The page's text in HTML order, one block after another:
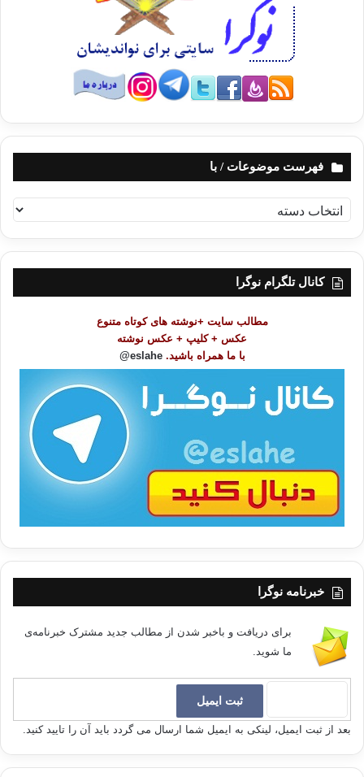
فهرست موضوعات / با
ه
ر
کانال تلگرام نوگرا
مطالب سایت +نوشته های کوتاه متنوع
عکس + کلیپ + عکس نوشته
با ما همراه باشید. eslahe@
خبرنامه نوگرا
برای دریافت و باخبر شدن از مطالب جدید مشترک خبرنامه‌ی
ما شوید.
بعد از ثبت ایمیل، لینکی به ایمیل شما ارسال می گردد باید آن را تایید کنید.